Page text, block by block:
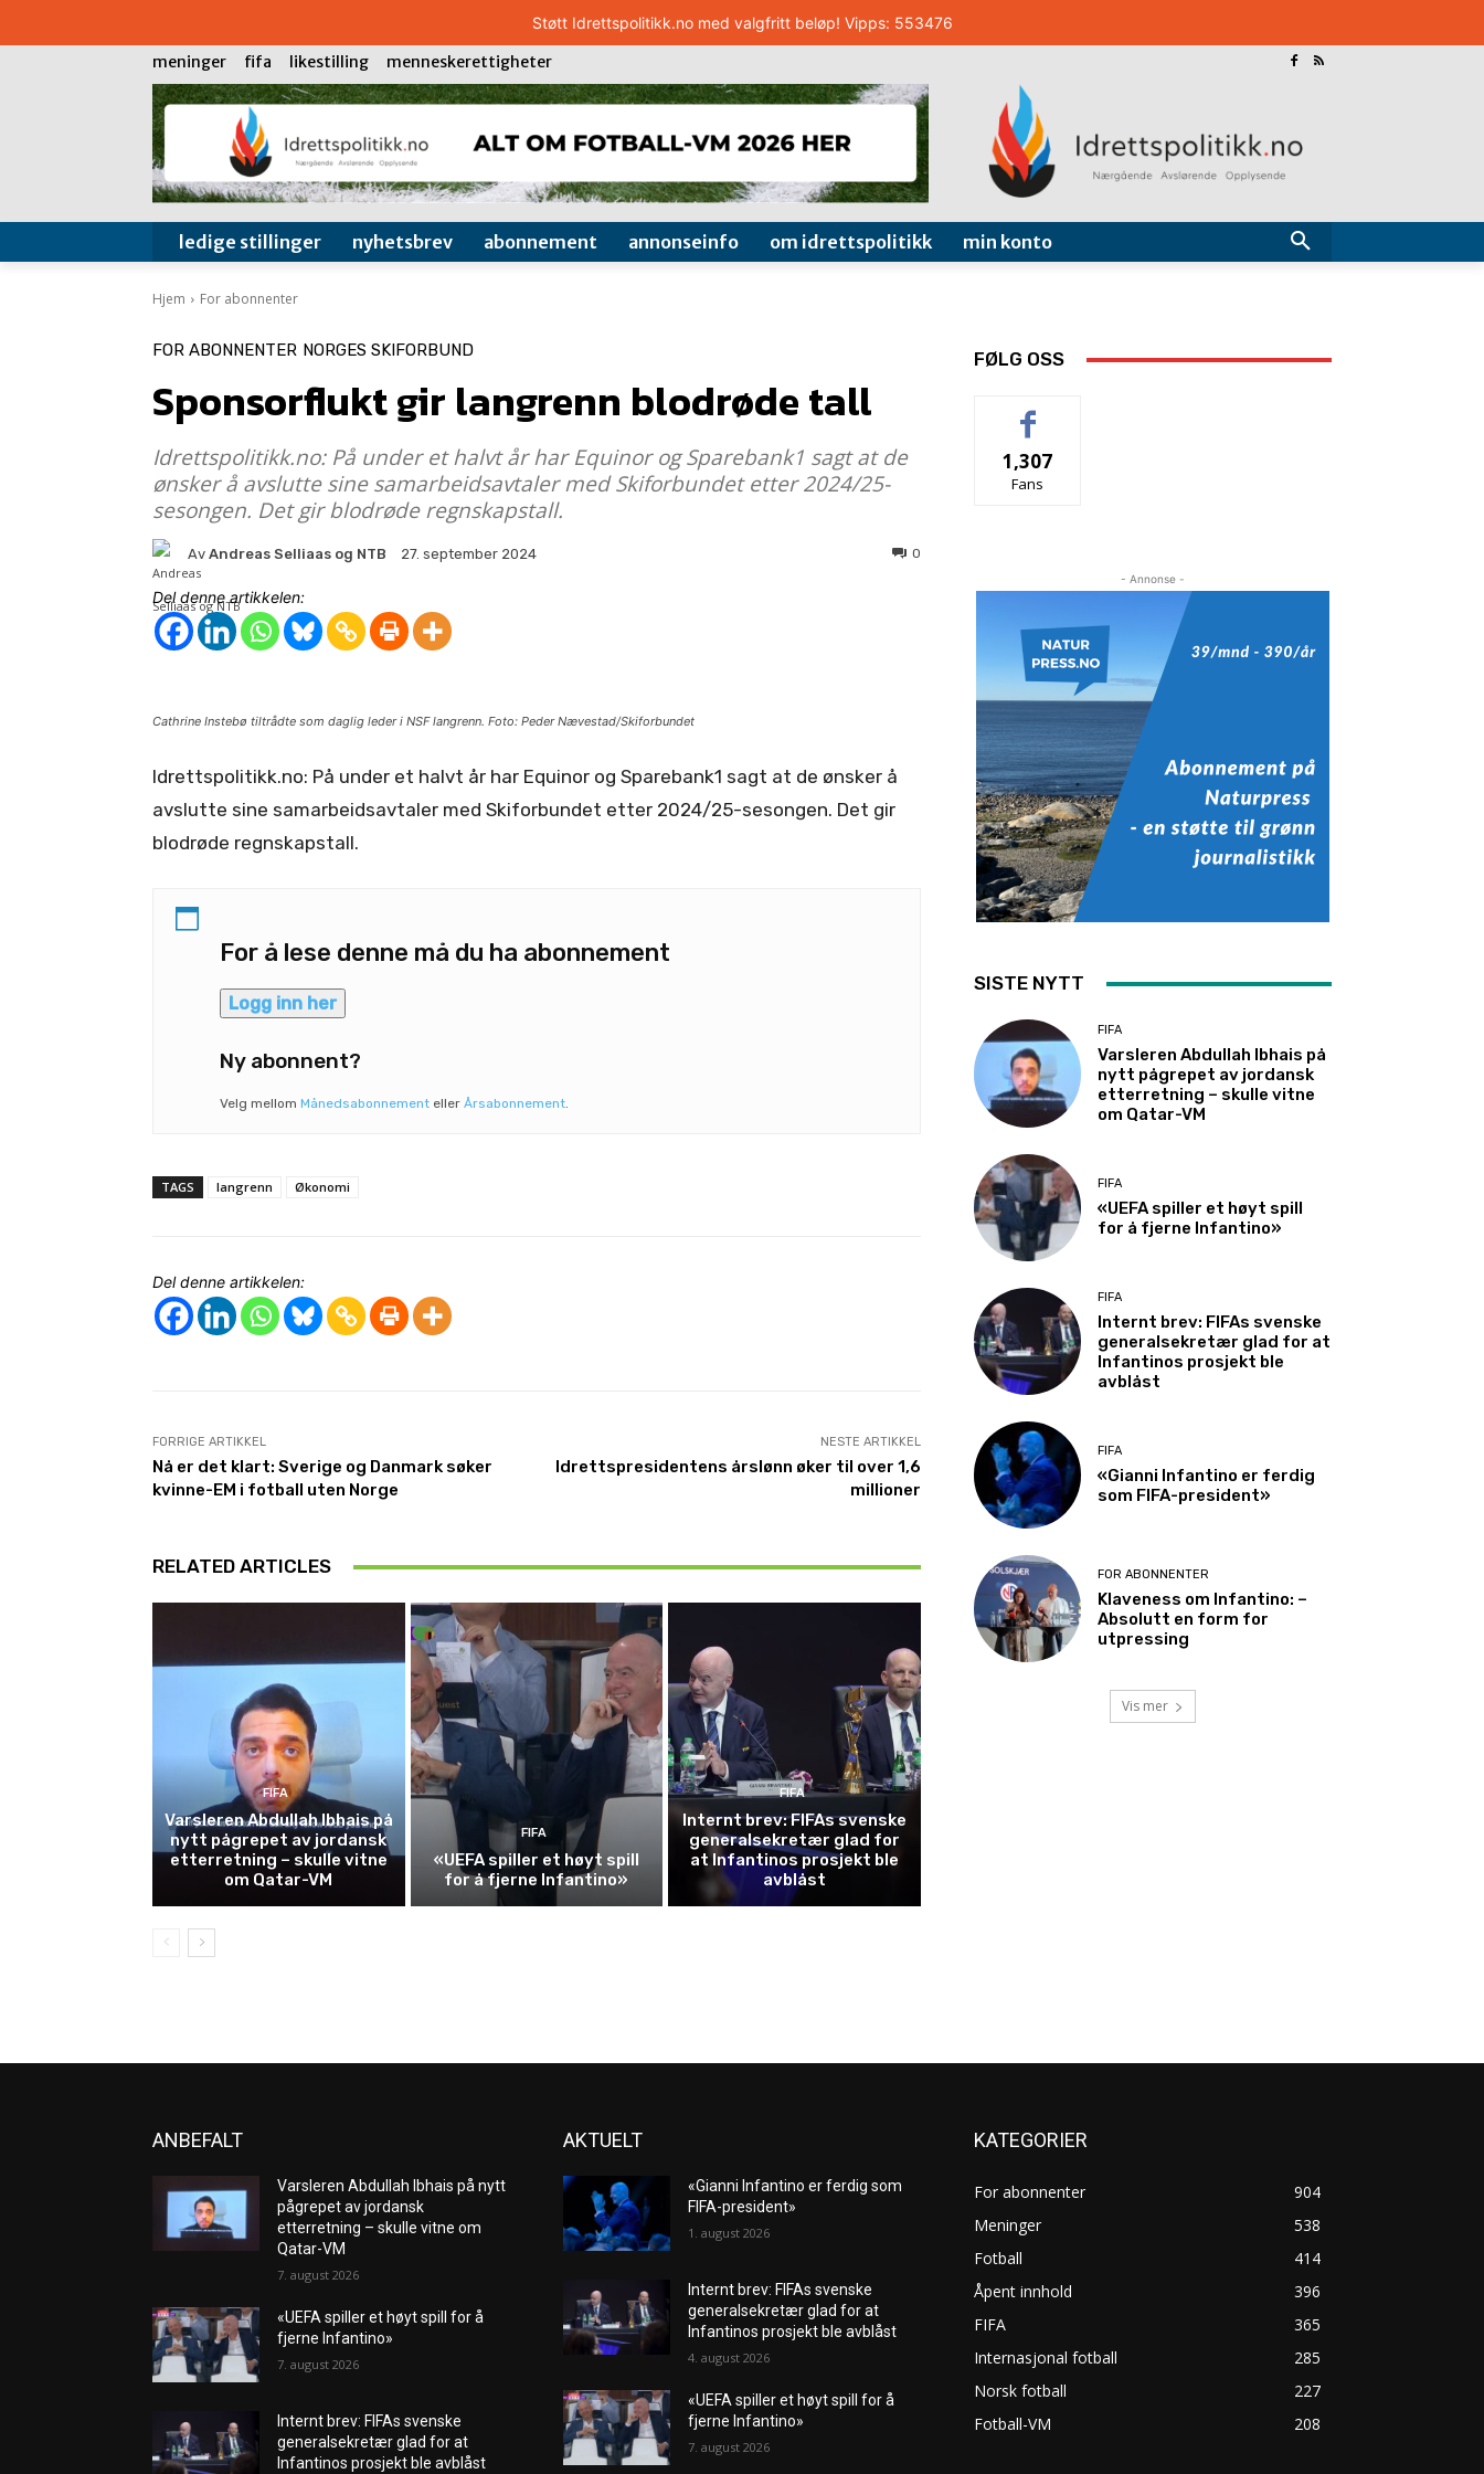
Støtt Idrettspolitikk.no med valgfritt beløp! Vipps: 553476
meninger fifa likestilling menneskerettigheter
ledige stillinger nyhetsbrev abonnement annonseinfo om idrettspolitikk min konto
Hjem For abonnenter
FOR ABONNENTER NORGES SKIFORBUND
Sponsorflukt gir langrenn blodrøde tall
Idrettspolitikk.no: På under et halvt år har Equinor og Sparebank1 sagt at de
ønsker å avslutte sine samarbeidsavtaler med Skiforbundet etter 2024/25-
sesongen. Det gir blodrøde regnskapstall.
Av Andreas Selliaas og NTB 27. september 2024 0
Del denne artikkelen:
Cathrine Instebø tiltrådte som daglig leder i NSF langrenn. Foto: Peder Nævestad/Skiforbundet
Idrettspolitikk.no: På under et halvt år har Equinor og Sparebank1 sagt at de ønsker å
avslutte sine samarbeidsavtaler med Skiforbundet etter 2024/25-sesongen. Det gir
blodrøde regnskapstall.
For å lese denne må du ha abonnement
Logg inn her
Ny abonnent?
Velg mellom Månedsabonnement eller Årsabonnement.
TAGS langrenn Økonomi
Del denne artikkelen:
FORRIGE ARTIKKEL
Nå er det klart: Sverige og Danmark søker
kvinne-EM i fotball uten Norge
NESTE ARTIKKEL
Idrettspresidentens årslønn øker til over 1,6
millioner
RELATED ARTICLES
FIFA
Varsleren Abdullah Ibhais på
nytt pågrepet av jordansk
etterretning – skulle vitne
om Qatar-VM
FIFA
«UEFA spiller et høyt spill
for å fjerne Infantino»
FIFA
Internt brev: FIFAs svenske
generalsekretær glad for
at Infantinos prosjekt ble
avblåst
FØLG OSS
1,307
Fans
- Annonse -
SISTE NYTT
FIFA
Varsleren Abdullah Ibhais på
nytt pågrepet av jordansk
etterretning – skulle vitne
om Qatar-VM
FIFA
«UEFA spiller et høyt spill
for å fjerne Infantino»
FIFA
Internt brev: FIFAs svenske
generalsekretær glad for at
Infantinos prosjekt ble
avblåst
FIFA
«Gianni Infantino er ferdig
som FIFA-president»
FOR ABONNENTER
Klaveness om Infantino: –
Absolutt en form for
utpressing
Vis mer
ANBEFALT
Varsleren Abdullah Ibhais på nytt
pågrepet av jordansk
etterretning – skulle vitne om
Qatar-VM
7. august 2026
«UEFA spiller et høyt spill for å
fjerne Infantino»
7. august 2026
Internt brev: FIFAs svenske
generalsekretær glad for at
Infantinos prosjekt ble avblåst
AKTUELT
«Gianni Infantino er ferdig som
FIFA-president»
1. august 2026
Internt brev: FIFAs svenske
generalsekretær glad for at
Infantinos prosjekt ble avblåst
4. august 2026
«UEFA spiller et høyt spill for å
fjerne Infantino»
7. august 2026
KATEGORIER
For abonnenter
904
Meninger
538
Fotball
414
Åpent innhold
396
FIFA
365
Internasjonal fotball
285
Norsk fotball
227
Fotball-VM
208